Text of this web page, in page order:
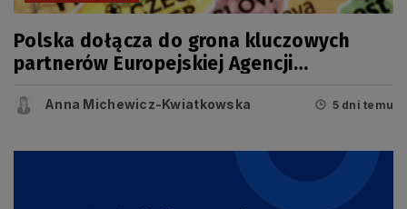
Polska dołącza do grona kluczowych
partnerów Europejskiej Agencji
Anna Michewicz-Kwiatkowska 5 dni temu